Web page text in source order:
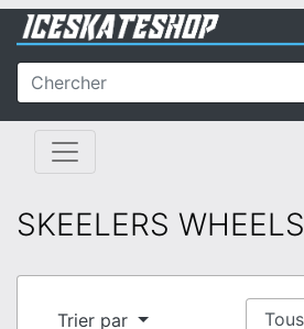
SKEELERS WHEELS
Trier par